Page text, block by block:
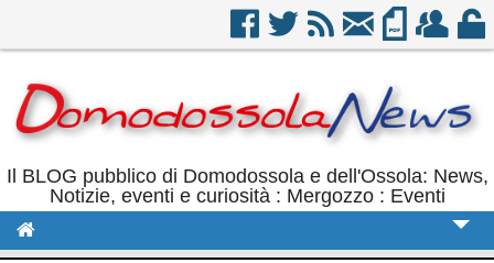
Il BLOG pubblico di Domodossola e dell'Ossola: News,
Notizie, eventi e curiosità : Mergozzo : Eventi